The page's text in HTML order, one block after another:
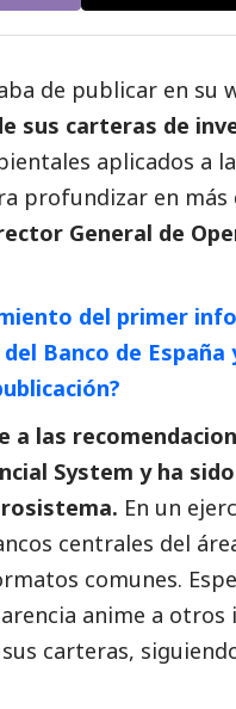
de publicar en su
sus carteras de
aplicados a
profundizar en
General de
del primer
Banco de
a las
System y ha
En un
centrales del
comunes.
anime a otros
carteras,